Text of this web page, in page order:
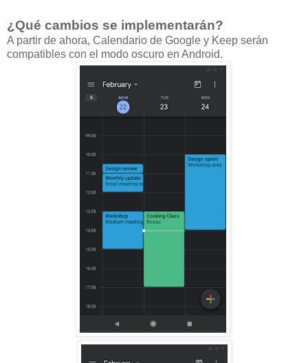
¿Qué cambios se implementarán?
A partir de ahora, Calendario de Google y Keep serán
compatibles con el modo oscuro en Android.